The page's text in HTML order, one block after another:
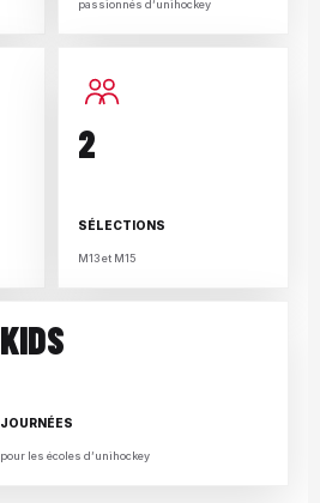
passionnés d’unihockey
2
SÉLECTIONS
M13 et M15
KIDS
JOURNÉES
pour les écoles d’unihockey